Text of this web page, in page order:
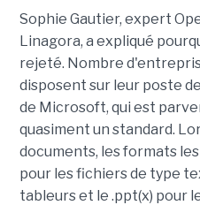
Sophie Gautier, expert
Linagora, a expliqué
rejeté. Nombre
disposent sur leur poste
de Microsoft, qui est
quasiment un standard.
documents, les formats
pour les fichiers de type
tableurs et le .ppt(x) pour